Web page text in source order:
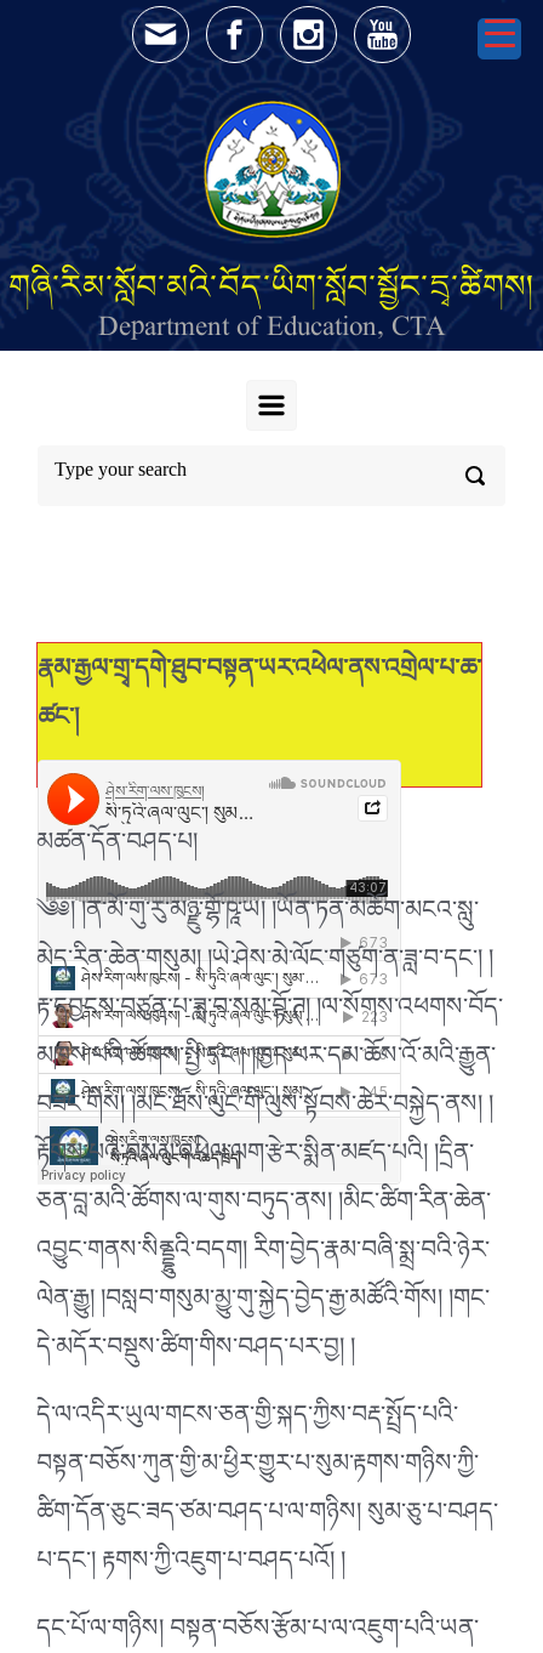
Skip to main content
གཞི་རིམ་སློབ་མའི་བོད་ཡིག་སློབ་སྦྱོང་དྲྭ་ཚིགས།
Department of Education, CTA
རྣམ་རྒྱལ་གྲྭ་དགེ་ཐུབ་བསྟན་ཡར་འཕེལ་ནས་འགྲེལ་པ་ཆ་
ཚང་།
ཤེས་རིག་ལས་ཁུངས། སི་ཏུའི་ཞལ་ལུང་། རྣམ་གྲྭ་ཐུབ་བསྟན་ཡར་འཕེལ།
མཚན་དོན་བཤད་པ།
༄༅། །ན་མོ་གུ་རུ་མཉྫུ་གྷོ་ཥཱ་ཡ། །ཡོན་ཏན་མཆོག་མངའ་སླུ་
མེད་རིན་ཆེན་གསུམ། །ཡེ་ཤེས་མེ་ལོང་གཙུག་ན་ཟླ་བ་དང་། །
རྟ་དབྱངས་བཙུན་པ་ཟླ་བ་སམ་བྷོ་ཊ། །ལ་སོགས་འཕགས་བོད་
མཁས་པའི་ཚོགས་སྤྱི་དང་། །ཁྱད་པར་དམ་ཆོས་འོ་མའི་རྒྱུན་
བཟང་གིས། །མང་ཐོས་ལུང་གི་ལུས་སྟོབས་ཆེར་བསྐྱེད་ནས། །
རྟོགས་པའི་བསམ་འཕེལ་ལག་རྩེར་སྨིན་མཛད་པའི། །དྲིན་
ཅན་བླ་མའི་ཚོགས་ལ་གུས་བཏུད་ནས། །མིང་ཚིག་རིན་ཆེན་
འབྱུང་གནས་སིནྡྷུའི་བདག། རིག་བྱེད་རྣམ་བཞི་སྨྲ་བའི་ཉེར་
ལེན་རྒྱུ། །བསླབ་གསུམ་མྱུ་གུ་སྐྱེད་བྱེད་རྒྱ་མཚོའི་གོས། །གང་
དེ་མདོར་བསྡུས་ཚིག་གིས་བཤད་པར་བྱ། །
དེ་ལ་འདིར་ཡུལ་གངས་ཅན་གྱི་སྐད་ཀྱིས་བརྡ་སྤྲོད་པའི་
བསྟན་བཅོས་ཀུན་གྱི་མ་ཕྱིར་གྱུར་པ་སུམ་རྟགས་གཉིས་ཀྱི་
ཚིག་དོན་ཅུང་ཟད་ཙམ་བཤད་པ་ལ་གཉིས། སུམ་ཅུ་པ་བཤད་
པ་དང་། རྟགས་ཀྱི་འཇུག་པ་བཤད་པའོ། །
དང་པོ་ལ་གཉིས། བསྟན་བཅོས་རྩོམ་པ་ལ་འཇུག་པའི་ཡན་